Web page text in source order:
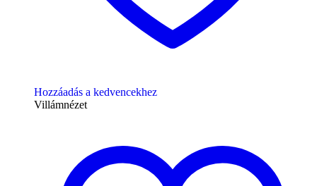
Hozzáadás a kedvencekhez
Villámnézet